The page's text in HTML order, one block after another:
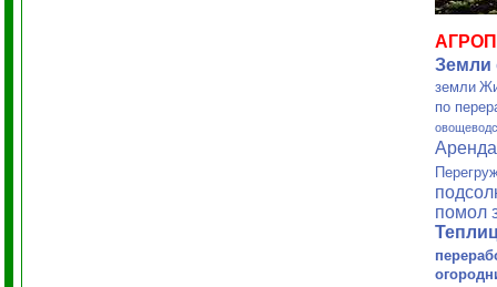
Земли
земли
по
помол